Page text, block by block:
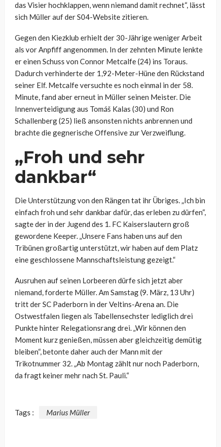
das Visier hochklappen, wenn niemand damit rechnet“, lässt
sich Müller auf der S04-Website zitieren.
Gegen den Kiezklub erhielt der 30-Jährige weniger Arbeit
als vor Anpfiff angenommen. In der zehnten Minute lenkte
er einen Schuss von Connor Metcalfe (24) ins Toraus.
Dadurch verhinderte der 1,92-Meter-Hüne den Rückstand
seiner Elf. Metcalfe versuchte es noch einmal in der 58.
Minute, fand aber erneut in Müller seinen Meister. Die
Innenverteidigung aus Tomáš Kalas (30) und Ron
Schallenberg (25) ließ ansonsten nichts anbrennen und
brachte die gegnerische Offensive zur Verzweiflung.
„Froh und sehr
dankbar“
Die Unterstützung von den Rängen tat ihr Übriges. „Ich bin
einfach froh und sehr dankbar dafür, das erleben zu dürfen“,
sagte der in der Jugend des 1. FC Kaiserslautern groß
gewordene Keeper. „Unsere Fans haben uns auf den
Tribünen großartig unterstützt, wir haben auf dem Platz
eine geschlossene Mannschaftsleistung gezeigt.“
Ausruhen auf seinen Lorbeeren dürfe sich jetzt aber
niemand, forderte Müller. Am Samstag (9. März, 13 Uhr)
tritt der SC Paderborn in der Veltins-Arena an. Die
Ostwestfalen liegen als Tabellensechster lediglich drei
Punkte hinter Relegationsrang drei. „Wir können den
Moment kurz genießen, müssen aber gleichzeitig demütig
bleiben“, betonte daher auch der Mann mit der
Trikotnummer 32. „Ab Montag zählt nur noch Paderborn,
da fragt keiner mehr nach St. Pauli.“
Tags : Marius Müller